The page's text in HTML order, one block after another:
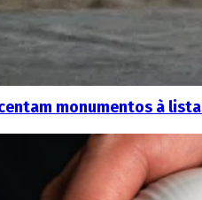
monumentos à lista